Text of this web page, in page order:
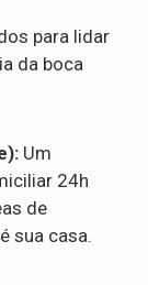
para lidar
da boca
Um
24h
de
sua casa.